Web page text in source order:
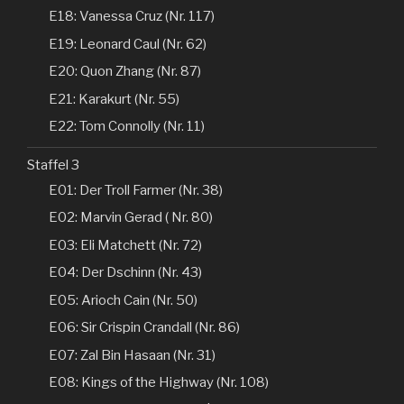
E18: Vanessa Cruz (Nr. 117)
E19: Leonard Caul (Nr. 62)
E20: Quon Zhang (Nr. 87)
E21: Karakurt (Nr. 55)
E22: Tom Connolly (Nr. 11)
Staffel 3
E01: Der Troll Farmer (Nr. 38)
E02: Marvin Gerad ( Nr. 80)
E03: Eli Matchett (Nr. 72)
E04: Der Dschinn (Nr. 43)
E05: Arioch Cain (Nr. 50)
E06: Sir Crispin Crandall (Nr. 86)
E07: Zal Bin Hasaan (Nr. 31)
E08: Kings of the Highway (Nr. 108)